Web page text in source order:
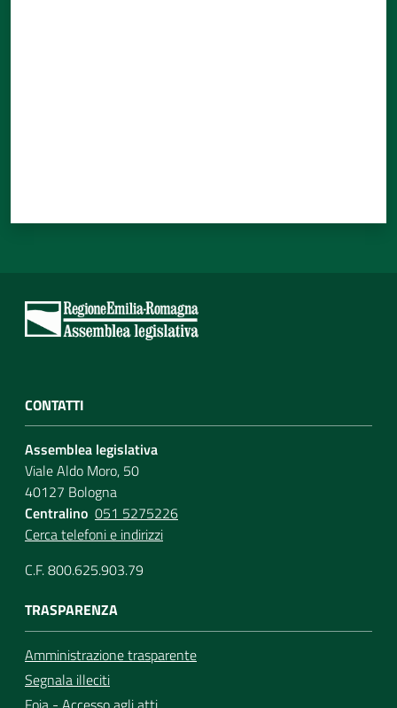
CONTATTI
Assemblea legislativa
Viale Aldo Moro, 50
40127 Bologna
Centralino 051 5275226
Cerca telefoni e indirizzi
C.F. 800.625.903.79
TRASPARENZA
Amministrazione trasparente
Segnala illeciti